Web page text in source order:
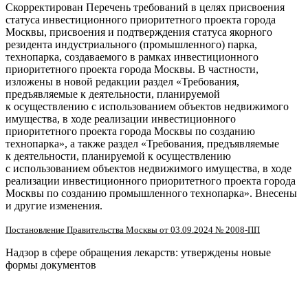
Скорректирован Перечень требований в целях присвоения
статуса инвестиционного приоритетного проекта города
Москвы, присвоения и подтверждения статуса якорного
резидента индустриального (промышленного) парка,
технопарка, создаваемого в рамках инвестиционного
приоритетного проекта города Москвы. В частности,
изложены в новой редакции раздел «Требования,
предъявляемые к деятельности, планируемой
к осуществлению с использованием объектов недвижимого
имущества, в ходе реализации инвестиционного
приоритетного проекта города Москвы по созданию
технопарка», а также раздел «Требования, предъявляемые
к деятельности, планируемой к осуществлению
с использованием объектов недвижимого имущества, в ходе
реализации инвестиционного приоритетного проекта города
Москвы по созданию промышленного технопарка». Внесены
и другие изменения.
Постановление Правительства Москвы от 03.09.2024 № 2008-ПП
Надзор в сфере обращения лекарств: утверждены новые
формы документов